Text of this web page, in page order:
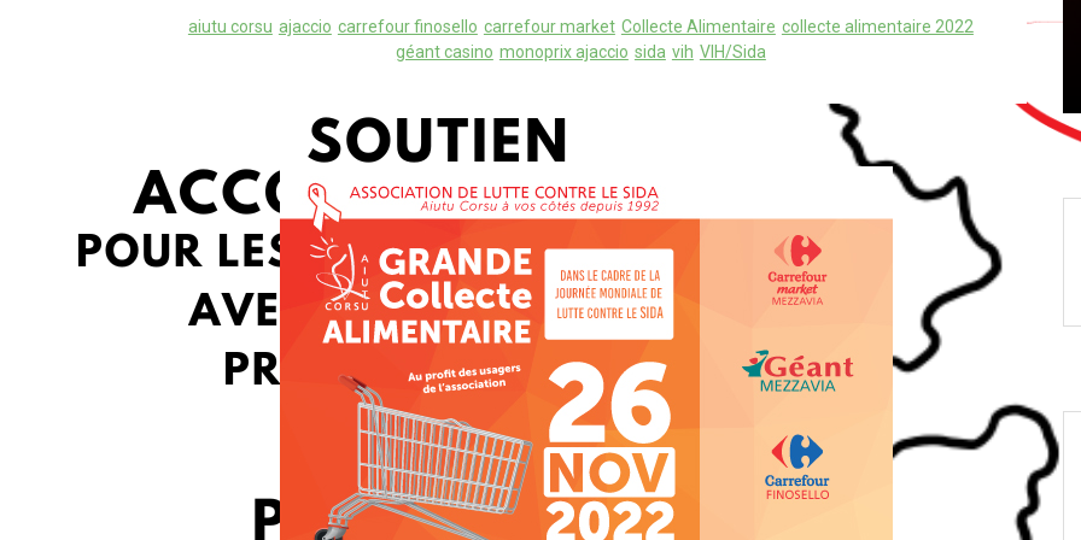
aiutu corsu ajaccio carrefour finosello carrefour market Collecte Alimentaire collecte alimentaire 2022
géant casino monoprix ajaccio sida vih VIH/Sida
prevention sida vih VIH/Sida prevention